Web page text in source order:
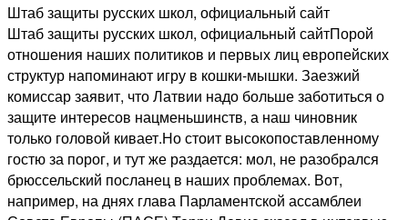
Штаб защиты русских школ, официальный сайт
Штаб защиты русских школ, официальный сайтПорой
отношения наших политиков и первых лиц европейских
структур напоминают игру в кошки-мышки. Заезжий
комиссар заявит, что Латвии надо больше заботиться о
защите интересов нацменьшинств, а наш чиновник
только головой кивает.Но стоит высокопоставленному
гостю за порог, и тут же раздается: мол, не разобрался
брюссельский посланец в наших проблемах. Вот,
например, на днях глава Парламентской ассамблеи